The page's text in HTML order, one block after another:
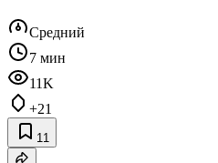
Средний
7 мин
11K
+21
11